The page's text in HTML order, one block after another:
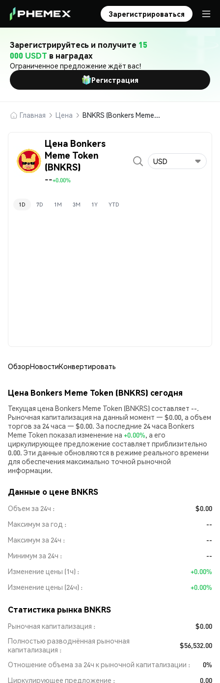
Зарегистрироваться
Зарегистрируйтесь и получите 15
000 USDT в наградах
Ограниченное предложение ждёт вас!
Регистрация
Главная Цена BNKRS (Bonkers Meme Token)
Цена Bonkers
Meme Token
(BNKRS)
--+0.00%
USD
1D 7D 1M 3M 1Y YTD
ОбзорНовостиКонвертировать
Цена Bonkers Meme Token (BNKRS) сегодня
Текущая цена Bonkers Meme Token (BNKRS) составляет --.
Рыночная капитализация на данный момент — $0.00, а объем
торгов за 24 часа — $0.00. За последние 24 часа Bonkers
Meme Token показал изменение на +0.00%, а его
циркулирующее предложение составляет приблизительно
0.00. Эти данные обновляются в режиме реального времени
для обеспечения максимально точной рыночной
информации.
Данные о цене BNKRS
Объем за 24ч
$0.00
Максимум за год
--
Максимум за 24ч
--
Минимум за 24ч
--
Изменение цены (1ч)
+0.00%
Изменение цены (24ч)
+0.00%
Статистика рынка BNKRS
Рыночная капитализация
$0.00
Полностью разводнённая рыночная
капитализация
$56,532.00
Отношение объема за 24ч к рыночной капитализации
0%
Циркулирующее предложение
0.00